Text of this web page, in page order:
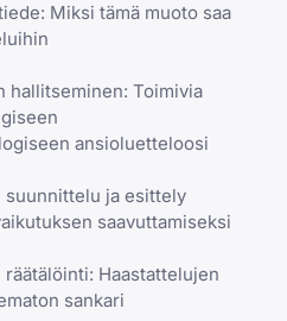
Miksi tämä muoto saa
hallitseminen: Toimivia
ansioluetteloosi
ja esittely
saavuttamiseksi
Haastattelujen
sankari